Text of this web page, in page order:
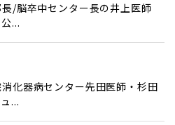
/脳卒中センター長の井上医師
...
化器病センター先田医師・杉田
...